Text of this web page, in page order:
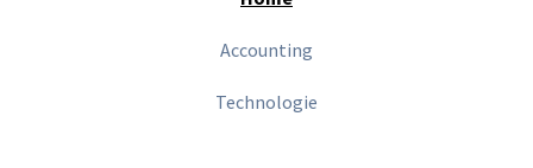
Accounting
Technologie